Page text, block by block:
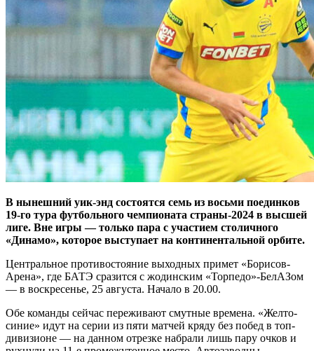
В нынешний уик-энд состоятся семь из восьми поединков
19-го тура футбольного чемпионата страны-2024 в высшей
лиге. Вне игры — только пара с участием столичного
«Динамо», которое выступает на континентальной орбите.
Центральное противостояние выходных примет «Борисов-
Арена», где БАТЭ сразится с жодинским «Торпедо»-БелАЗом
— в воскресенье, 25 августа. Начало в 20.00.
Обе команды сейчас переживают смутные времена. «Желто-
синие» идут на серии из пяти матчей кряду без побед в топ-
дивизионе — на данном отрезке набрали лишь пару очков и